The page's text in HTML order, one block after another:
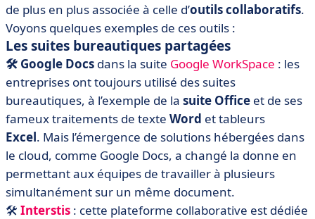
de plus en plus associée à celle d’outils collaboratifs.
Voyons quelques exemples de ces outils :
Les suites bureautiques partagées
🛠️ Google Docs dans la suite Google WorkSpace : les
entreprises ont toujours utilisé des suites
bureautiques, à l’exemple de la suite Office et de ses
fameux traitements de texte Word et tableurs
Excel. Mais l’émergence de solutions hébergées dans
le cloud, comme Google Docs, a changé la donne en
permettant aux équipes de travailler à plusieurs
simultanément sur un même document.
🛠️ Interstis : cette plateforme collaborative est dédiée